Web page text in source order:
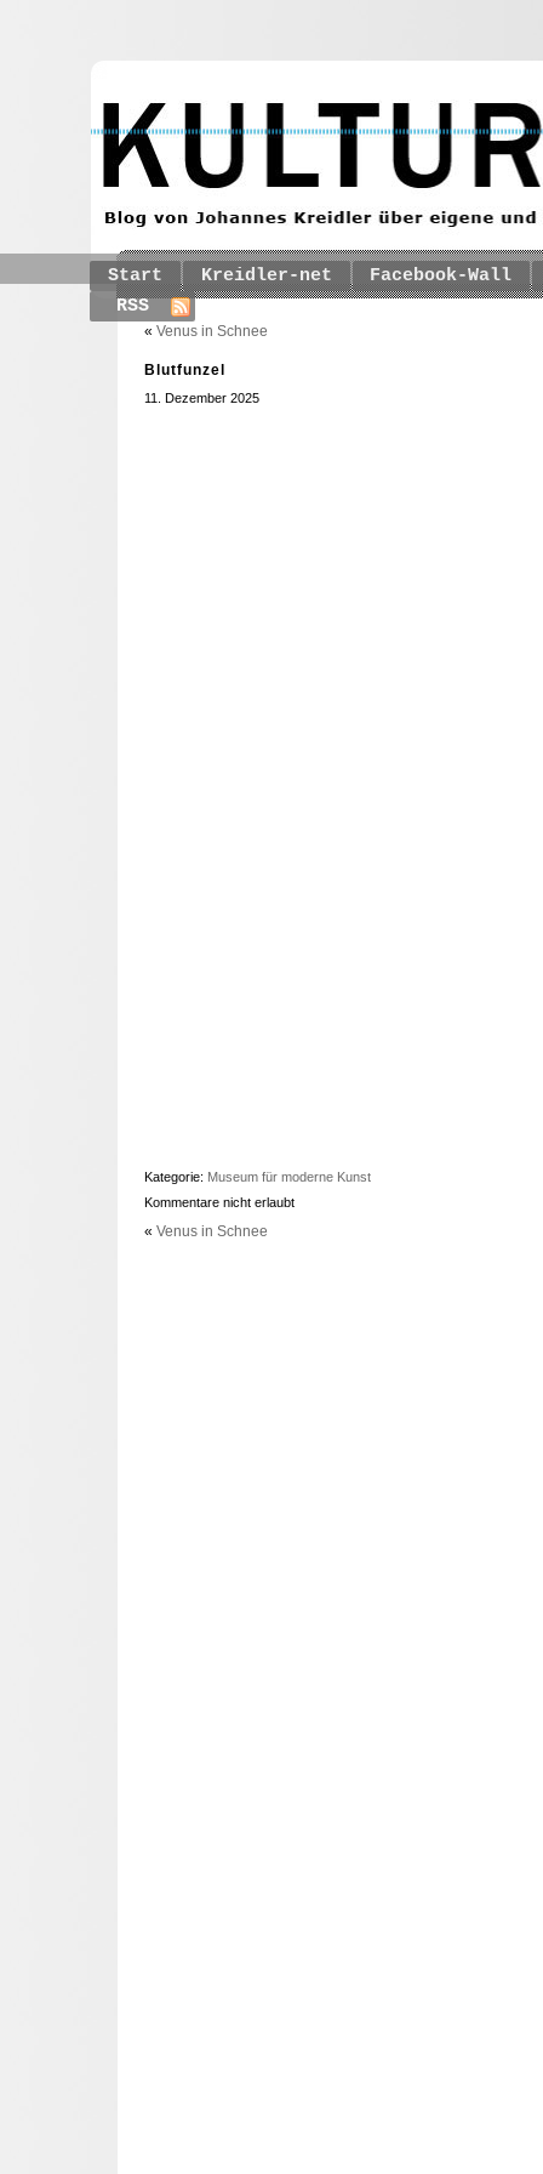
Start Kreidler-net
Facebook-Wall
RSS
« Venus in Schnee
Blutfunzel
11. Dezember 2025
Kategorie: Museum für moderne Kunst
Kommentare nicht erlaubt
« Venus in Schnee